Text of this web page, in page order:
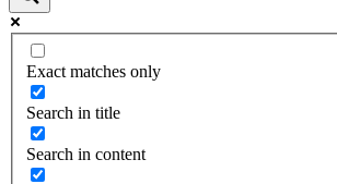
Exact matches only
Search in title
Search in content